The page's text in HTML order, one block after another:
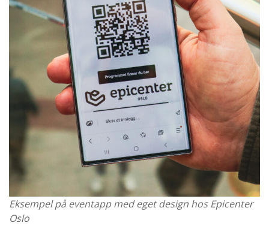
Eksempel på eventapp med eget design hos Epicenter
Oslo